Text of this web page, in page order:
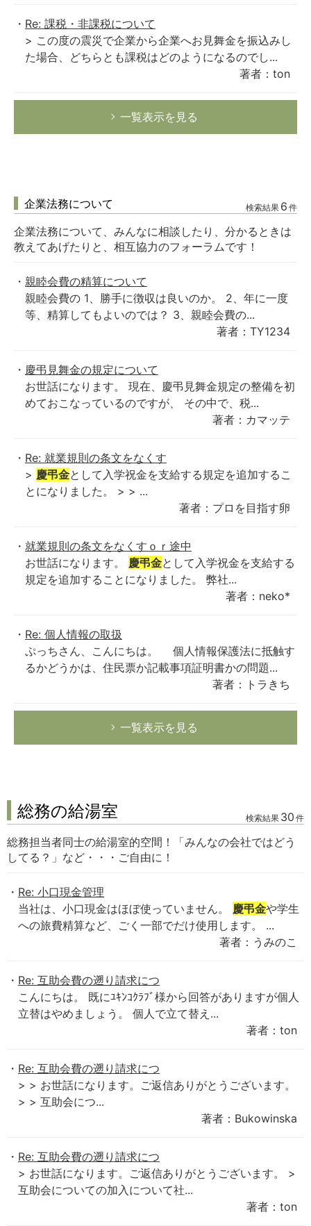
Re: 課税・非課税について
> この度の震災で企業から企業へお見舞金を振込みし
た場合、どちらとも課税はどのようになるのでし...
著者：ton
一覧表示を見る
企業法務について 検索結果 6 件
企業法務について、みんなに相談したり、分かるときは
教えてあげたりと、相互協力のフォーラムです！
親睦会費の精算について
親睦会費の 1、勝手に徴収は良いのか。 2、年に一度
等、精算してもよいのでは？ 3、親睦会費の...
著者：TY1234
慶弔見舞金の規定について
お世話になります。 現在、慶弔見舞金規定の整備を初
めておこなっているのですが、 その中で、税...
著者：カマッテ
Re: 就業規則の条文をなくす
> 慶弔金として入学祝金を支給する規定を追加するこ
とになりました。 > > ...
著者：プロを目指す卵
就業規則の条文をなくすｏｒ途中
お世話になります。 慶弔金として入学祝金を支給する
規定を追加することになりました。 弊社...
著者：neko*
Re: 個人情報の取扱
ぷっちさん、こんにちは。 個人情報保護法に抵触す
るかどうかは、住民票か記載事項証明書かの問題...
著者：トラきち
一覧表示を見る
総務の給湯室 検索結果 30 件
総務担当者同士の給湯室的空間！「みんなの会社ではどう
してる？」など・・・ご自由に！
Re: 小口現金管理
当社は、小口現金はほぼ使っていません。 慶弔金や学生
への旅費精算など、ごく一部でだけ使用します。 ...
著者：うみのこ
Re: 互助会費の遡り請求につ
こんにちは。 既にﾕｷﾝｺｸﾗﾌﾞ様から回答がありますが個人
立替はやめましょう。 個人で立て替え...
著者：ton
Re: 互助会費の遡り請求につ
> > お世話になります。ご返信ありがとうございます。
> > 互助会につ...
著者：Bukowinska
Re: 互助会費の遡り請求につ
> お世話になります。ご返信ありがとうございます。 >
互助会についての加入について社...
著者：ton